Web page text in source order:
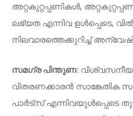
അറ്റകുറ്റപ്പണികൾ,
ലഭ്യത എന്നിവ ഉൾപ്പെടെ,
നിലവാരത്തെക്കുറിച്ച്
സമഗ്ര പിന്തുണ:
വിതരണക്കാരൻ സാങ്കേതിക
പാർട്സ് എന്നിവയുൾപ്പെടെ